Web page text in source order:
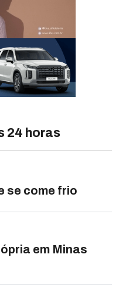
24 horas
se come frio
em Minas